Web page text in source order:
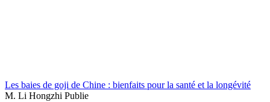
Les baies de goji de Chine : bienfaits pour la santé et la longévité
M. Li Hongzhi Publie